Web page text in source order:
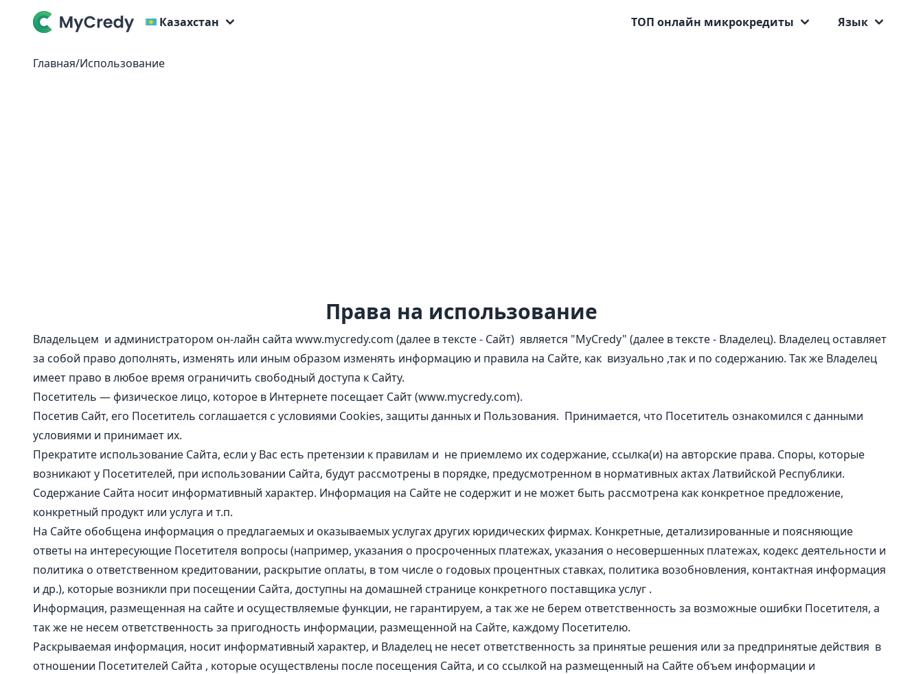
Казахстан ТОП онлайн микрокредиты Язык
Главная/Использование
Права на использование
Владельцем и администратором он-лайн сайта www.mycredy.com (далее в тексте - Сайт) является "MyCredy" (далее в тексте - Владелец). Владелец оставляет
за собой право дополнять, изменять или иным образом изменять информацию и правила на Сайте, как визуально ,так и по содержанию. Так же Владелец
имеет право в любое время ограничить свободный доступа к Сайту.
Посетитель — физическое лицо, которое в Интернете посещает Сайт (www.mycredy.com).
Посетив Сайт, его Посетитель соглашается с условиями Cookies, защиты данных и Пользования. Принимается, что Посетитель ознакомился с данными
условиями и принимает их.
Прекратите использование Сайта, если у Вас есть претензии к правилам и не приемлемо их содержание, ссылка(и) на авторские права. Споры, которые
возникают у Посетителей, при использовании Сайта, будут рассмотрены в порядке, предусмотренном в нормативных актах Латвийской Республики.
Содержание Сайта носит информативный характер. Информация на Сайте не содержит и не может быть рассмотрена как конкретное предложение,
конкретный продукт или услуга и т.п.
На Сайте обобщена информация о предлагаемых и оказываемых услугах других юридических фирмах. Конкретные, детализированные и поясняющие
ответы на интересующие Посетителя вопросы (например, указания о просроченных платежах, указания о несовершенных платежах, кодекс деятельности и
политика о ответственном кредитовании, раскрытие оплаты, в том числе о годовых процентных ставках, политика возобновления, контактная информация
и др.), которые возникли при посещении Сайта, доступны на домашней странице конкретного поставщика услуг .
Информация, размещенная на сайте и осуществляемые функции, не гарантируем, а так же не берем ответственность за возможные ошибки Посетителя, а
так же не несем ответственность за пригодность информации, размещенной на Сайте, каждому Посетителю.
Раскрываемая информация, носит информативный характер, и Владелец не несет ответственность за принятые решения или за предпринятые действия в
отношении Посетителей Сайта , которые осуществлены после посещения Сайта, и со ссылкой на размещенный на Сайте объем информации и